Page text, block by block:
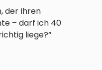
der Ihren
– darf ich 40
liege?“